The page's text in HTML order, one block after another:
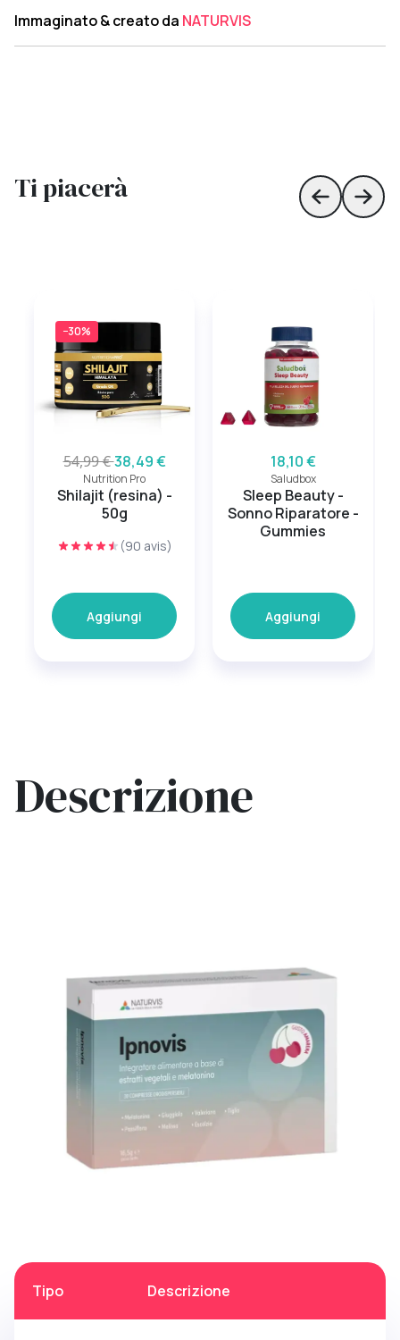
Immaginato & creato da NATURVIS
Ti piacerà
Skip toSkip
−30%
54,99 €38,49 €
Nutrition Pro
Shilajit (resina) -
50g
(90 avis)
Aggiungi
18,10 €
Saludbox
Sleep Beauty -
Sonno Riparatore -
Gummies
Aggiungi
Descrizione
Tipo Descrizione